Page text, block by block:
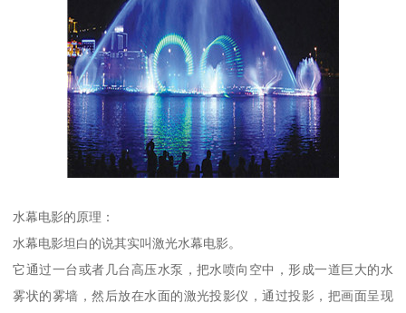
水幕电影的原理：
水幕电影坦白的说其实叫激光水幕电影。
它通过一台或者几台高压水泵，把水喷向空中，形成一道巨大的水
雾状的雾墙，然后放在水面的激光投影仪，通过投影，把画面呈现